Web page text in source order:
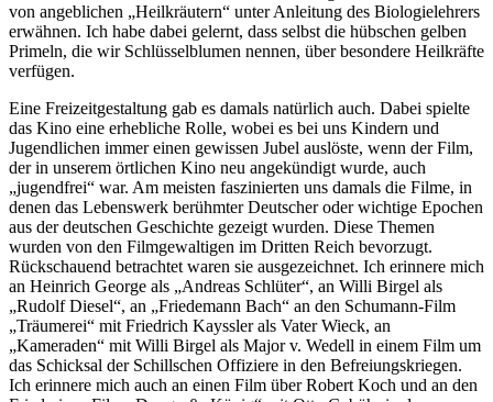
von angeblichen
Heilkräutern
unter Anleitung des Biologielehrers
erwähnen. Ich habe dabei gelernt, dass selbst die hübschen gelben
Primeln, die wir Schlüsselblumen nennen, über besondere Heilkräfte
verfügen.
Eine Freizeitgestaltung gab es damals natürlich auch. Dabei spielte
das Kino eine erhebliche Rolle, wobei es bei uns Kindern und
Jugendlichen immer einen gewissen Jubel auslöste, wenn der Film,
der in unserem örtlichen Kino neu angekündigt wurde, auch
jugendfrei
war. Am meisten faszinierten uns damals die Filme, in
denen das Lebenswerk berühmter Deutscher oder wichtige Epochen
aus der deutschen Geschichte gezeigt wurden. Diese Themen
wurden von den Filmgewaltigen im Dritten Reich bevorzugt.
Rückschauend betrachtet waren sie ausgezeichnet. Ich erinnere mich
an Heinrich George als
Andreas Schlüter , an Willi Birgel als
Rudolf Diesel , an Friedemann Bach
an den Schumann-Film
Träumerei
mit Friedrich Kayssler als Vater Wieck, an
Kameraden
mit Willi Birgel als Major v. Wedell in einem Film um
das Schicksal der Schillschen Offiziere in den Befreiungskriegen.
Ich erinnere mich auch an einen Film über Robert Koch und an den